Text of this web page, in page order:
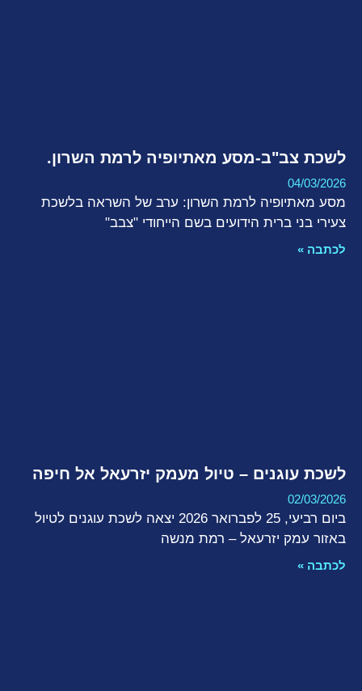
לשכת צב"ב-מסע מאתיופיה לרמת השרון.
04/03/2026
מסע מאתיופיה לרמת השרון: ערב של השראה בלשכת
צעירי בני ברית הידועים בשם הייחודי "צבב"
לכתבה »
לשכת עוגנים – טיול מעמק יזרעאל אל חיפה
02/03/2026
ביום רביעי, 25 לפברואר 2026 יצאה לשכת עוגנים לטיול
באזור עמק יזרעאל – רמת מנשה
לכתבה »